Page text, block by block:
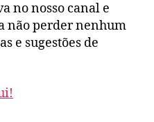
no nosso canal e
não perder nenhum
e sugestões de